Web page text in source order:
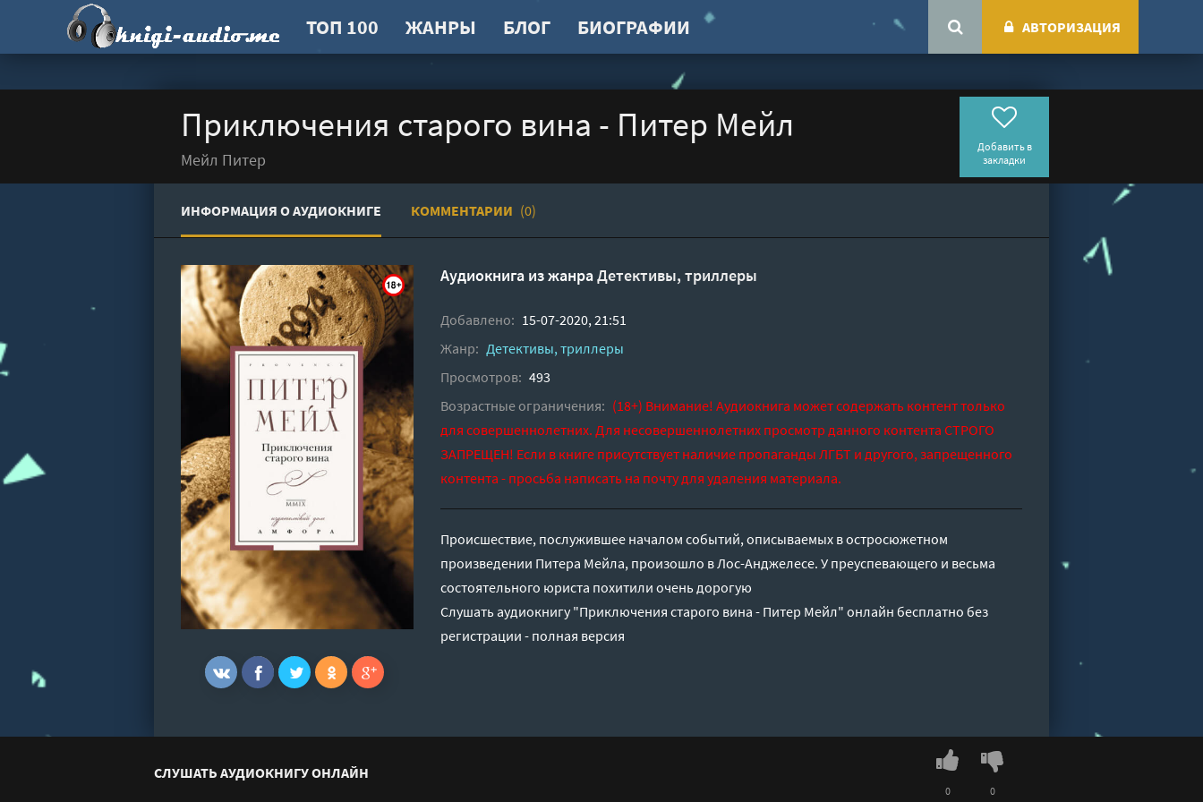
ТОП 100 ЖАНРЫ БЛОГ БИОГРАФИИ АВТОРИЗАЦИЯ
Приключения старого вина - Питер Мейл
Мейл Питер
Добавить в
закладки
ИНФОРМАЦИЯ О АУДИОКНИГЕ КОММЕНТАРИИ (0)
Аудиокнига из жанраДетективы, триллеры
Добавлено: 15-07-2020, 21:51
Жанр: Детективы, триллеры
Просмотров: 493
Возрастные ограничения: (18+) Внимание! Аудиокнига может содержать контент только
для совершеннолетних. Для несовершеннолетних просмотр данного контента СТРОГО
ЗАПРЕЩЕН! Если в книге присутствует наличие пропаганды ЛГБТ и другого, запрещенного
контента - просьба написать на почту для удаления материала.
Происшествие, послужившее началом событий, описываемых в остросюжетном
произведении Питера Мейла, произошло в Лос-Анджелесе. У преуспевающего и весьма
состоятельного юриста похитили очень дорогую
Слушать аудиокнигу "Приключения старого вина - Питер Мейл" онлайн бесплатно без
регистрации - полная версия
СЛУШАТЬ АУДИОКНИГУ ОНЛАЙН
0 0